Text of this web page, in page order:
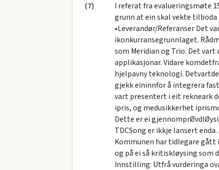
(7)
I referat fra evalueringsmøte
grunn at ein skal vekte
•Leverandør/Referanser Det
ikonkurransegrunnlaget.
som Meridian og Trio. Det
applikasjonar. Vidare
hjelpavny teknologi.
gjekk eininnfor å integrera
vart presentert i eit rekneark
ipris, og medusikkerhet
Dette er ei
TDCSong er ikkje lansert
Kommunen har tidlegare gått
og på ei så kritiskløysing som
Innstilling: Utfrå vurderinga